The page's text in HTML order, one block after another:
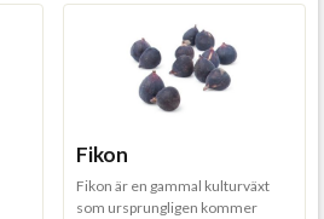
Fikon
Fikon är en gammal kulturväxt
som ursprungligen kommer